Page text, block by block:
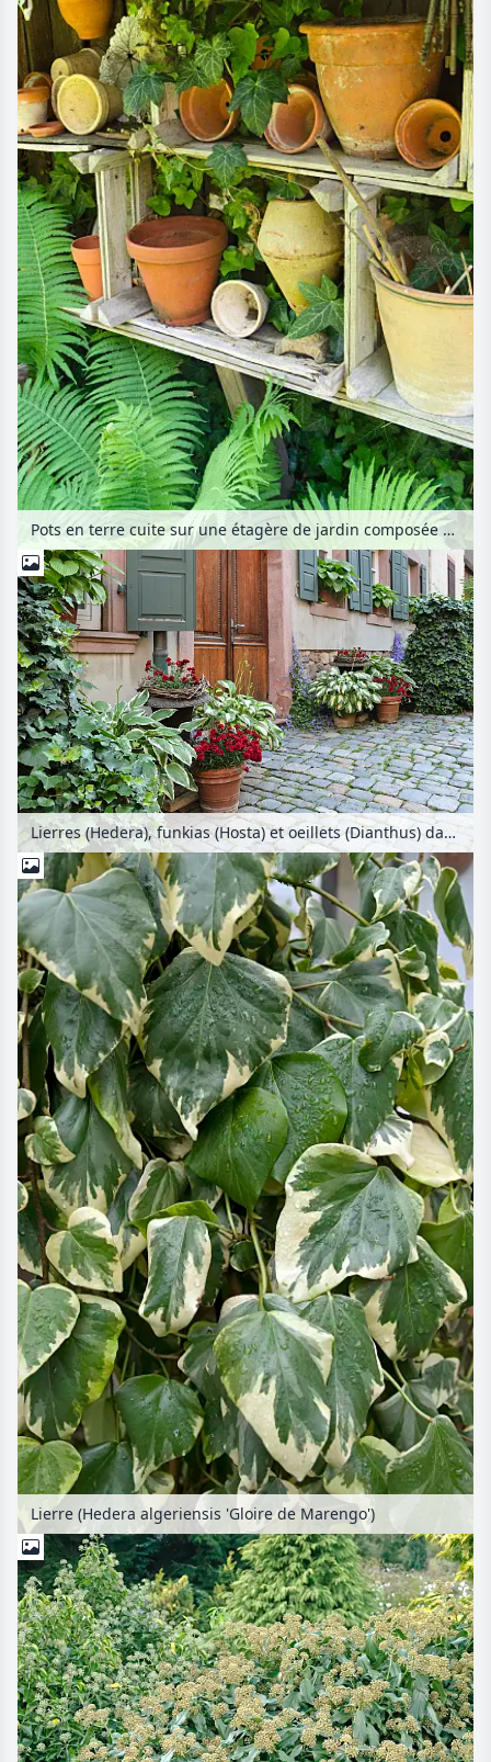
Pots en terre cuite sur une étagère de jardin composée de caisses en bois
Lierres (Hedera), funkias (Hosta) et oeillets (Dianthus) dans des bacs à fleurs
Lierre (Hedera algeriensis 'Gloire de Marengo')